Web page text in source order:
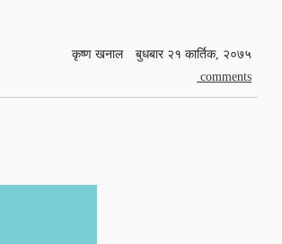
कृष्ण खनाल
बुधबार २१ कार्तिक, २०७५
comments